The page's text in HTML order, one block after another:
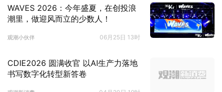
WAVES 2026：今年盛夏，在创投浪
潮里，做迎风而立的少数人！
观潮小伙伴 06月25日 13时
CDIE2026 圆满收官 以AI生产力落地
书写数字化转型新答卷